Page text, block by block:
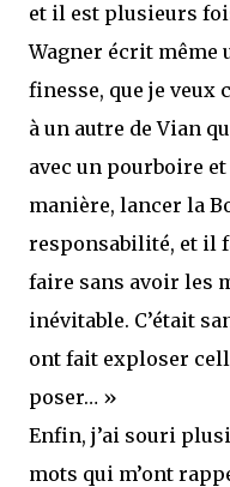
et il est plusieurs
Wagner écrit même
finesse, que je veux
à un autre de Vian
avec un pourboire
manière, lancer la
responsabilité, et il
faire sans avoir les
inévitable. C’était
ont fait exploser
poser… »
Enfin, j’ai souri
mots qui m’ont